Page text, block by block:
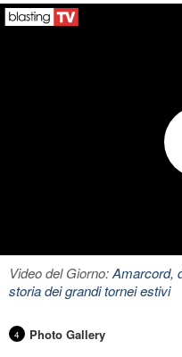
Video del Giorno:Amarcord,
storia dei grandi tornei estivi
4 Photo Gallery